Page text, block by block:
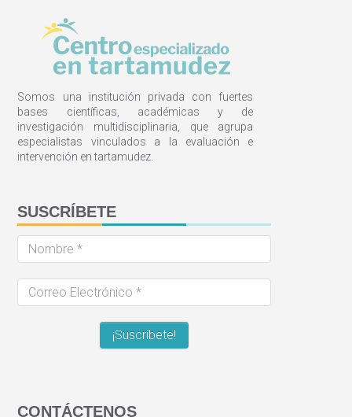
Somos una institución privada con fuertes
bases científicas, académicas y de
investigación multidisciplinaria, que agrupa
especialistas vinculados a la evaluación e
intervención en tartamudez.
SUSCRÍBETE
CONTÁCTENOS